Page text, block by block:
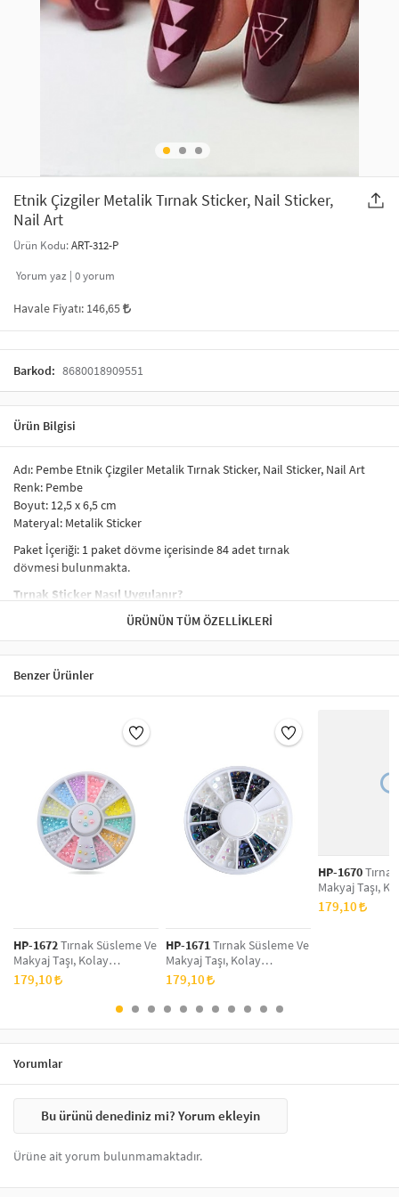
SAÇ AKSESUARLARI
GELİN / DÜĞÜN AKSESUARLARI
ŞAL VE FULAR
ODA KOKUSU VE MUM
PARTİ SÜSLERİ
Etnik Çizgiler Metalik Tırnak Sticker, Nail Sticker,
Nail Art
Ürün Kodu:ART-312-P
Yorum yaz | 0yorum
Havale Fiyatı: 146,65
Barkod: 8680018909551
Ürün Bilgisi
Adı: Pembe Etnik Çizgiler Metalik Tırnak Sticker, Nail Sticker, Nail Art
Renk: Pembe
Boyut: 12,5 x 6,5 cm
Materyal: Metalik Sticker
Paket İçeriği: 1 paket dövme içerisinde 84 adet tırnak
dövmesi bulunmakta.
Tırnak Sticker Nasıl Uygulanır?
Tırnak sticker uygulamasının aşamalarışu şekilde sıralanabilir:
Tırnağın yağsız ve kuru olduğundan emin olunur.
Tırnaklar uzunsa kesilir ve törpülenir. Bu işlem sırasında
tırnakların çok fazla kısaltılmaması tercih edilebilir.
süsünün dikkat çekmesi tercih ediliyorsa koyu renk oje
Oje kuruduktan sonra tırnak süsü (sticker) yüzeyden cımbız ve
benzeri yardımıyla yavaşça çıkartılıp, tırnakta istenen noktaya
konur.
Sticker üzerine şeffaf
ince bir kat olacak şekilde sürülür ve
kuruması beklenir. Bu şekilde tırnaklar parlar ve tırnak
süslerinin daha uzun kullanımı sağlanır.
ÜRÜNÜN TÜM ÖZELLIKLERI
Benzer Ürünler
HP-1672Tırnak Süsleme Ve
Makyaj Taşı, Kolay
Uygulanabilir, Nail Art
Tırnak Süsleme Ve Makyaj
179,10
HP-1671Tırnak Süsleme Ve
Makyaj Taşı, Kolay
Uygulanabilir, Nail Art
Tırnak Süsleme Ve Makyaj
Taş Set
179,10
HP-1670
Makyaj Taşı,
Uygulanabilir,
Tırnak
179,10
Yorumlar
Bu ürünü denediniz mi? Yorum ekleyin
Ürüne ait yorum bulunmamaktadır.